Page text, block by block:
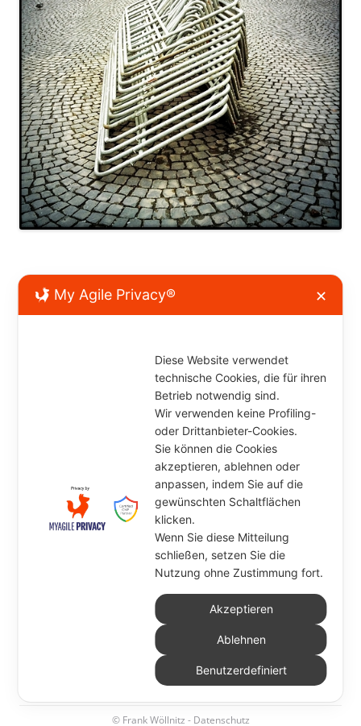
Kommentar verfassen
© Frank Wöllnitz - Datenschutz
My Agile Privacy® ✕
Diese Website verwendet
technische Cookies, die für ihren
Betrieb notwendig sind.
Wir verwenden keine Profiling-
oder Drittanbieter-Cookies.
Sie können die Cookies
akzeptieren, ablehnen oder
anpassen, indem Sie auf die
gewünschten Schaltflächen
klicken.
Wenn Sie diese Mitteilung
schließen, setzen Sie die
Nutzung ohne Zustimmung fort.
Akzeptieren
Ablehnen
Benutzerdefiniert